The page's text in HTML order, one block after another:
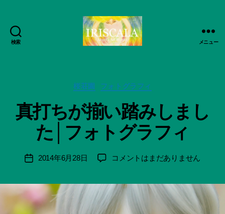
検索
日
活
動
記
録・
品
IRISCALA
メニュー
カ
ゴ
リ
ー
桜荘園 フォトグラフィ
真打ちが揃い踏みしまし
た│フォトグラフィ
投
:
智
日
月
a
投
2014年6月28日
真
が
揃
コメントはまだありません